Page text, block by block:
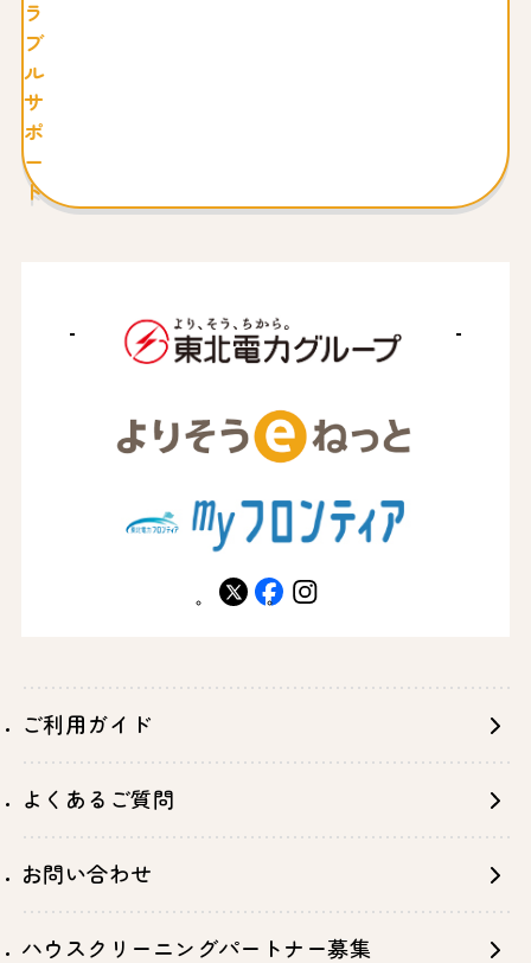
ラ
ブ
ル
サ
ポ
ー
ト
X facebookinstagram
ご利用ガイド
よくあるご質問
お問い合わせ
ハウスクリーニングパートナー募集